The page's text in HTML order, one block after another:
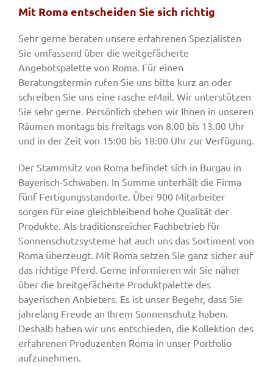
Mit Roma entscheiden Sie sich richtig
Sehr gerne beraten unsere erfahrenen Spezialisten
Sie umfassend über die weitgefächerte
Angebotspalette von Roma. Für einen
Beratungstermin rufen Sie uns bitte kurz an oder
schreiben Sie uns eine rasche eMail. Wir unterstützen
Sie sehr gerne. Persönlich stehen wir Ihnen in unseren
Räumen montags bis freitags von 8.00 bis 13.00 Uhr
und in der Zeit von 15:00 bis 18:00 Uhr zur Verfügung.
Der Stammsitz von Roma befindet sich in Burgau in
Bayerisch-Schwaben. In Summe unterhält die Firma
fünf Fertigungsstandorte. Über 900 Mitarbeiter
sorgen für eine gleichbleibend hohe Qualität der
Produkte. Als traditionsreicher Fachbetrieb für
Sonnenschutzsysteme hat auch uns das Sortiment von
Roma überzeugt. Mit Roma setzen Sie ganz sicher auf
das richtige Pferd. Gerne informieren wir Sie näher
über die breitgefächerte Produktpalette des
bayerischen Anbieters. Es ist unser Begehr, dass Sie
jahrelang Freude an Ihrem Sonnenschutz haben.
Deshalb haben wir uns entschieden, die Kollektion des
erfahrenen Produzenten Roma in unser Portfolio
aufzunehmen.